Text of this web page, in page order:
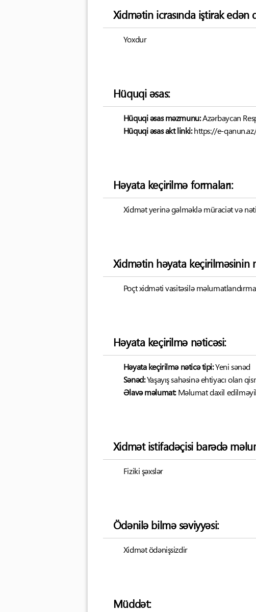
Xidmətin icrasında iştirak
Yoxdur
Hüquqi əsas:
Hüquqi əsas məzmunu:Azərbaycan
Hüquqi əsas akt linki:https://e-
Həyata keçirilmə formaları:
Xidmət yerinə gəlməklə müraciət və
Xidmətin həyata keçirilməsinin
Poçt xidməti vasitəsilə məlumatlandırma
Həyata keçirilmə nəticəsi:
Həyata keçirilmə nəticə tipi:Yeni sənəd
Sənəd:Yaşayış sahəsinə ehtiyacı olan
Əlavə məlumat:Məlumat daxil
Xidmət istifadəçisi barədə
Fiziki şəxslər
Ödənilə bilmə səviyyəsi:
Xidmət ödənişsizdir
Müddət: